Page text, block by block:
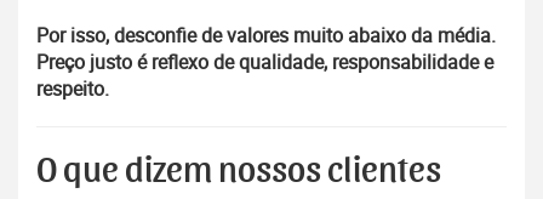
Por isso, desconfie de valores muito abaixo da média.
Preço justo é reflexo de qualidade, responsabilidade e
respeito.
O que dizem nossos clientes